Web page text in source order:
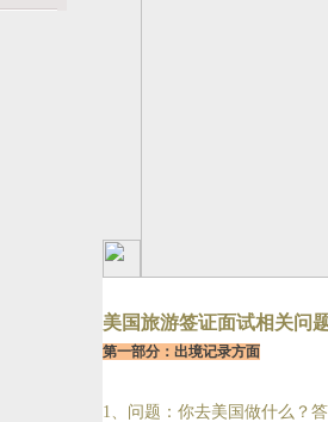
美国旅游签证面试相关问
第一部分：出境记录方面
1、问题：你去美国做什么？